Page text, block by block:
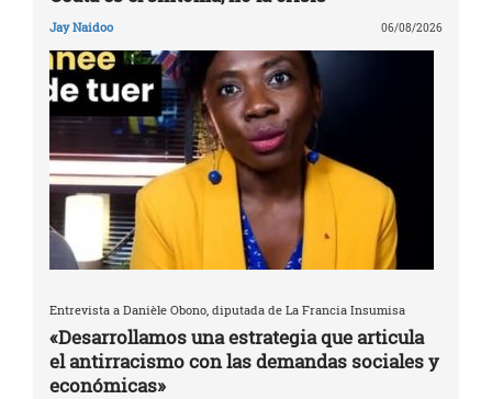
Jay Naidoo 06/08/2026
Entrevista a Danièle Obono, diputada de La Francia Insumisa
«Desarrollamos una estrategia que articula
el antirracismo con las demandas sociales y
económicas»